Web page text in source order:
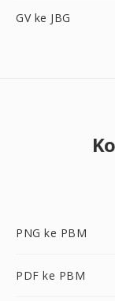
GV ke JBG
PNG ke PBM
PDF ke PBM